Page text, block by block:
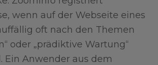
wenn auf der Webseite eines
oft nach den Themen
oder „prädiktive Wartung“
Ein Anwender aus dem